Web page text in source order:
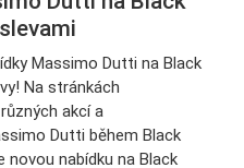
Massimo Dutti na Black
Na stránkách
akcí a
Dutti během Black
novou nabídku na Black